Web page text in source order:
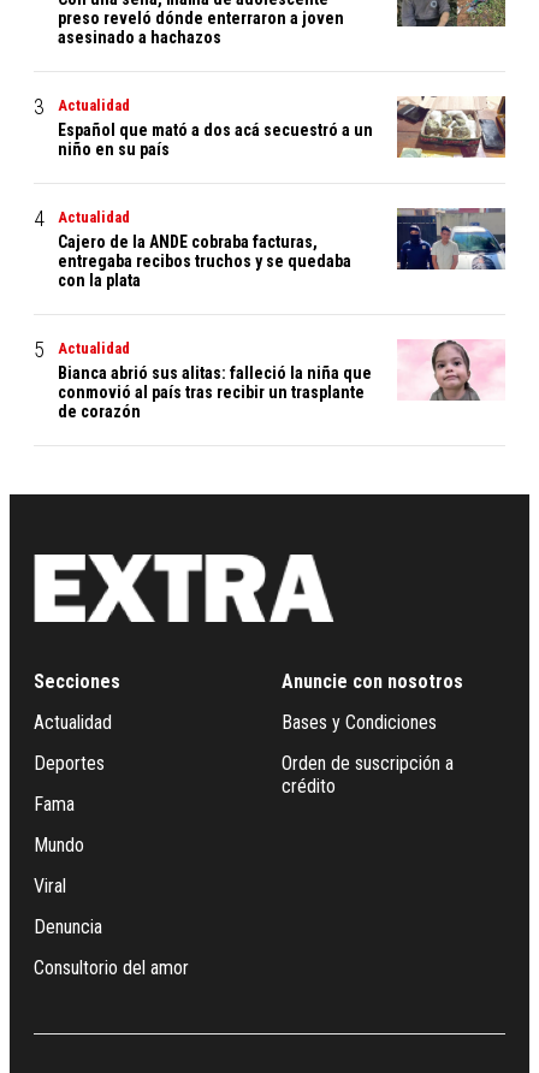
preso reveló dónde enterraron a joven
asesinado a hachazos
Actualidad
Español que mató a dos acá secuestró a un
niño en su país
Actualidad
Cajero de la ANDE cobraba facturas,
entregaba recibos truchos y se quedaba
con la plata
Actualidad
Bianca abrió sus alitas: falleció la niña que
conmovió al país tras recibir un trasplante
de corazón
Secciones
Actualidad
Deportes
Fama
Mundo
Viral
Denuncia
Consultorio del amor
Anuncie con nosotros
Bases y Condiciones
Orden de suscripción a
crédito